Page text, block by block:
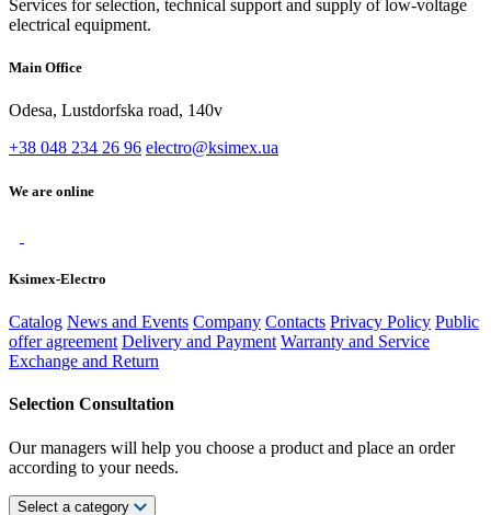
Services for selection, technical support and supply of low-voltage
electrical equipment.
Main Office
Odesa, Lustdorfska road, 140v
+38 048 234 26 96 electro@ksimex.ua
We are online
Ksimex-Electro
Catalog News and Events Company Contacts Privacy Policy Public
offer agreement Delivery and Payment Warranty and Service
Exchange and Return
Selection Consultation
Our managers will help you choose a product and place an order
according to your needs.
Select a category